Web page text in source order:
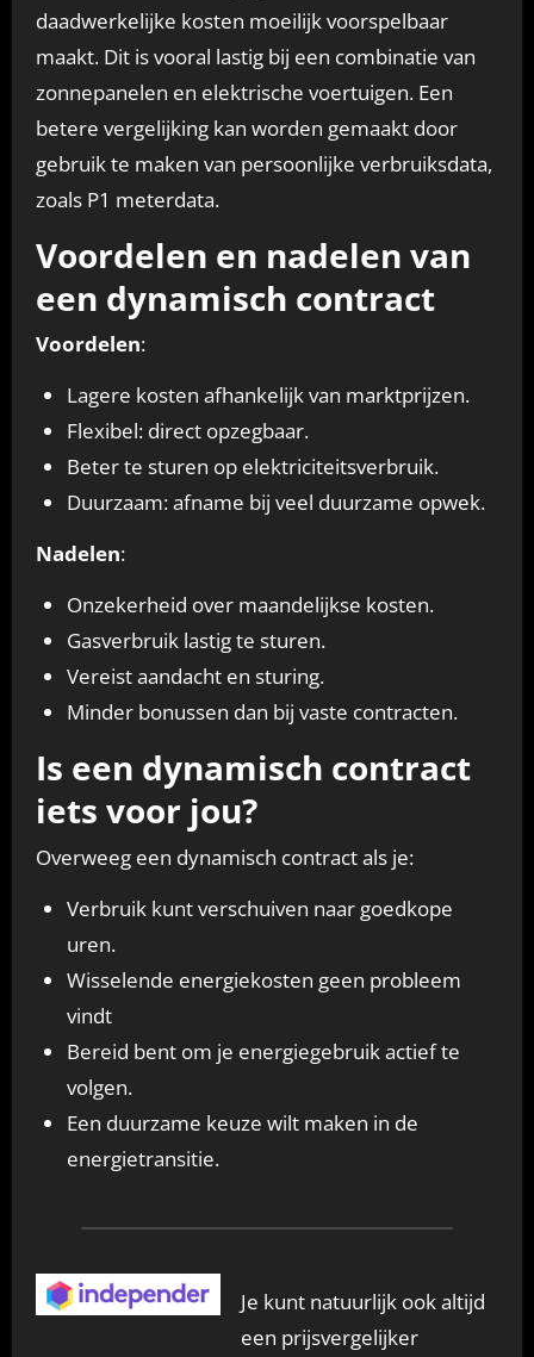
daadwerkelijke kosten moeilijk voorspelbaar
maakt. Dit is vooral lastig bij een combinatie van
zonnepanelen en elektrische voertuigen. Een
betere vergelijking kan worden gemaakt door
gebruik te maken van persoonlijke verbruiksdata,
zoals P1 meterdata.
Voordelen en nadelen van
een dynamisch contract
Voordelen:
Lagere kosten afhankelijk van marktprijzen.
Flexibel: direct opzegbaar.
Beter te sturen op elektriciteitsverbruik.
Duurzaam: afname bij veel duurzame opwek.
Nadelen:
Onzekerheid over maandelijkse kosten.
Gasverbruik lastig te sturen.
Vereist aandacht en sturing.
Minder bonussen dan bij vaste contracten.
Is een dynamisch contract
iets voor jou?
Overweeg een dynamisch contract als je:
Verbruik kunt verschuiven naar goedkope
uren.
Wisselende energiekosten geen probleem
vindt
Bereid bent om je energiegebruik actief te
volgen.
Een duurzame keuze wilt maken in de
energietransitie.
Je kunt natuurlijk ook altijd
een prijsvergelijker